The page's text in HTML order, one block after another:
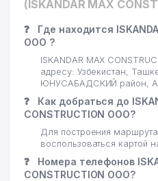
(ISKANDAR MAX
❓
Где находится
ООО ?
ISKANDAR MAX
адресу: Узбекистан,
ЮНУСАБАДСКИЙ район,
❓
Как добраться до
CONSTRUCTION ООО?
Для построения
воспользоваться картой
❓
Номера телефонов
CONSTRUCTION ООО?